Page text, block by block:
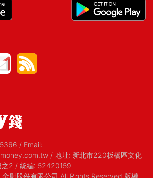
/ Email:
/ 地址: 新北市220板橋區文化
2 / 統編: 52420159
尉股份有限公司 All Rights Reserved 版權